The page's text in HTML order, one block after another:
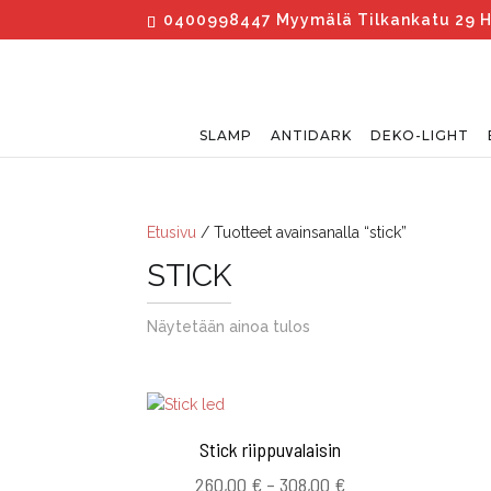
0400998447 Myymälä Tilkankatu 29
SLAMP ANTIDARK DEKO-LIGHT
Etusivu / Tuotteet avainsanalla “stick”
STICK
Näytetään ainoa tulos
Stick riippuvalaisin
260,00 € – 308,00 €Hintaluokka: